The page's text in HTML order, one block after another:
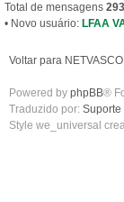
Total de mensagens
• Novo usuário: LFAA
Voltar para NETVASCO
Powered by phpBB®
Traduzido por: Suporte
Style we_universal